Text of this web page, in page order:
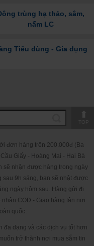
trùng hạ thảo, sâm,
nấm LC
Tiêu dùng - Gia dụng
đơn hàng trên 200.000đ (Ba
Giấy - Hoàng Mai - Hai Bà
sẽ nhận được hàng trong ngày
9h sáng, bạn sẽ nhật được
ngày hôm sau. Hàng gửi đi
COD - Giao hàng tận nơi
quốc.
đa dạng và các dịch vụ tốt hơn
trở thành nơi mua sắm tin